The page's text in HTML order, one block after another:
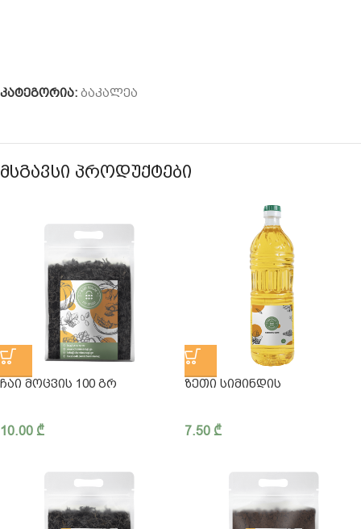
კატეგორია: ბაკალეა
ᲛᲡᲒᲐᲕᲡᲘ ᲞᲠᲝᲓᲣᲥᲢᲔᲑᲘ
ᲩᲐᲘ ᲛᲝᲪᲕᲘᲡ 100 ᲒᲠ
10.00 ₾
ᲖᲔᲗᲘ ᲡᲘᲛᲘᲜᲓᲘᲡ
7.50 ₾